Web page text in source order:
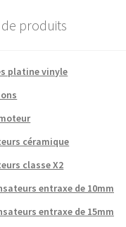
produits
platine vinyle
céramique
classe X2
entraxe de 10mm
entraxe de 15mm